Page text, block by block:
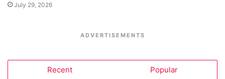
July 29, 2026
ADVERTISEMENTS
Recent Popular